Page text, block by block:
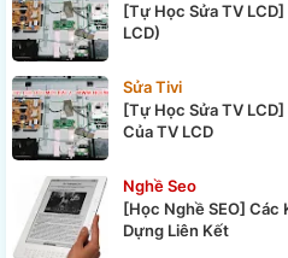
[Tự Học Sửa TV
LCD)
Sửa Tivi
[Tự Học Sửa TV
Của TV LCD
Nghề Seo
[Học Nghề SEO] Các
Dựng Liên Kết